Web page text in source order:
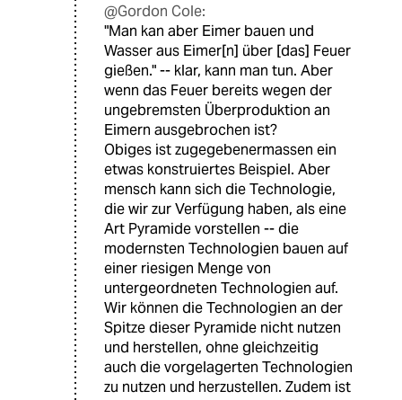
@Gordon Cole:
"Man kan aber Eimer bauen und
Wasser aus Eimer[n] über [das] Feuer
gießen." -- klar, kann man tun. Aber
wenn das Feuer bereits wegen der
ungebremsten Überproduktion an
Eimern ausgebrochen ist?
Obiges ist zugegebenermassen ein
etwas konstruiertes Beispiel. Aber
mensch kann sich die Technologie,
die wir zur Verfügung haben, als eine
Art Pyramide vorstellen -- die
modernsten Technologien bauen auf
einer riesigen Menge von
untergeordneten Technologien auf.
Wir können die Technologien an der
Spitze dieser Pyramide nicht nutzen
und herstellen, ohne gleichzeitig
auch die vorgelagerten Technologien
zu nutzen und herzustellen. Zudem ist